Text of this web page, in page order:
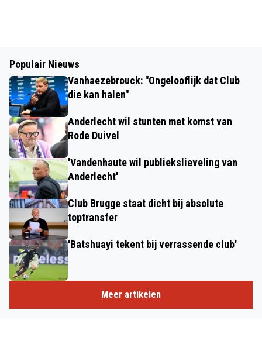
Populair Nieuws
Vanhaezebrouck: "Ongelooflijk dat Club
die kan halen"
Anderlecht wil stunten met komst van
Rode Duivel
'Vandenhaute wil publiekslieveling van
Anderlecht'
Club Brugge staat dicht bij absolute
toptransfer
'Batshuayi tekent bij verrassende club'
Meer artikelen